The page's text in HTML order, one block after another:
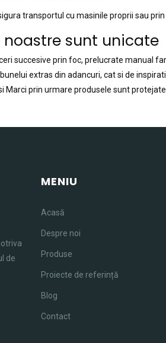
transportul cu masinile proprii sau prin
noastre sunt unicate
succesive prin foc, prelucrate manual
extras din adancuri, cat si de
Marci prin urmare produsele sunt
de
MENIU
Acasă
Despre noi
Produse
Proiecte de referință
Blog
Contact